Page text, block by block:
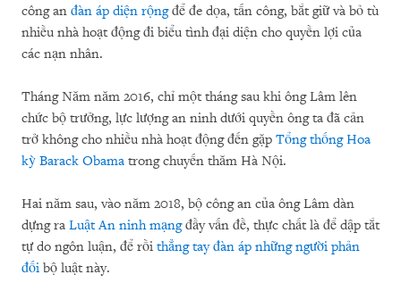
công an đàn áp diện rộngđể đe dọa, tấn công, bắt giữ và bỏ tù
nhiều nhà hoạt động đi biểu tình đại diện cho quyền lợi của
các nạn nhân.
Tháng Năm năm 2016, chỉ một tháng sau khi ông Lâm lên
chức bộ trưởng, lực lượng an ninh dưới quyền ông ta đã cản
trở không cho nhiều nhà hoạt động đến gặp Tổng thống Hoa
kỳ Barack Obama trong chuyến thăm Hà Nội.
Hai năm sau, vào năm 2018, bộ công an của ông Lâm dàn
dựng ra Luật An ninh mạngđầy vấn đề, thực chất là để dập tắt
tự do ngôn luận, để rồi thẳng tay đàn áp những người phản
đối bộ luật này.